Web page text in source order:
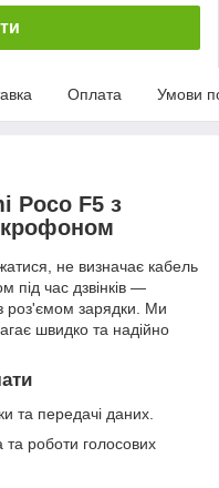
Оплата Умови
Poco F5 з
не визначає кабель
під час дзвінків —
роз'ємом зарядки. Ми
швидко та надійно
та передачі даних.
роботи голосових